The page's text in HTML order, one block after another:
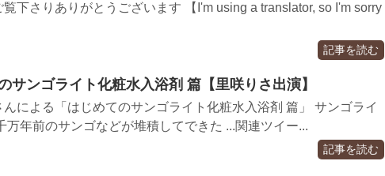
下さりありがとうございます 【I'm using a translator, so I'm sorry
記事を読む
サンゴライト化粧水入浴剤 篇【里咲りさ出演】
んによる「はじめてのサンゴライト化粧水入浴剤 篇」 サンゴライ
万年前のサンゴなどが堆積してできた ...関連ツイー...
記事を読む